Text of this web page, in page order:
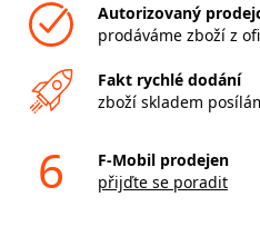
Autorizovaný
prodáváme zboží z
Fakt rychlé dodání
zboží skladem
6
F-Mobil prodejen
přijďte se poradit